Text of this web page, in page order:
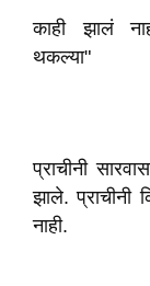
काही झालं
थकल्या"
प्राचीनी
झाले. प्राचीनी
नाही.